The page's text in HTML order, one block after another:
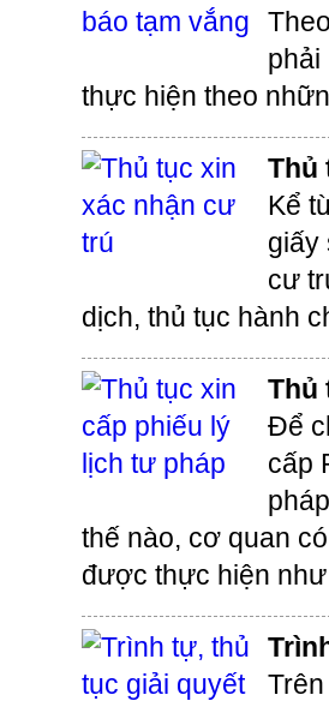
phải
thực hiện theo
Thủ
Kể
giấy
cư
dịch, thủ tục hành
Thủ
Để
cấp
thế nào, cơ quan
được thực hiện